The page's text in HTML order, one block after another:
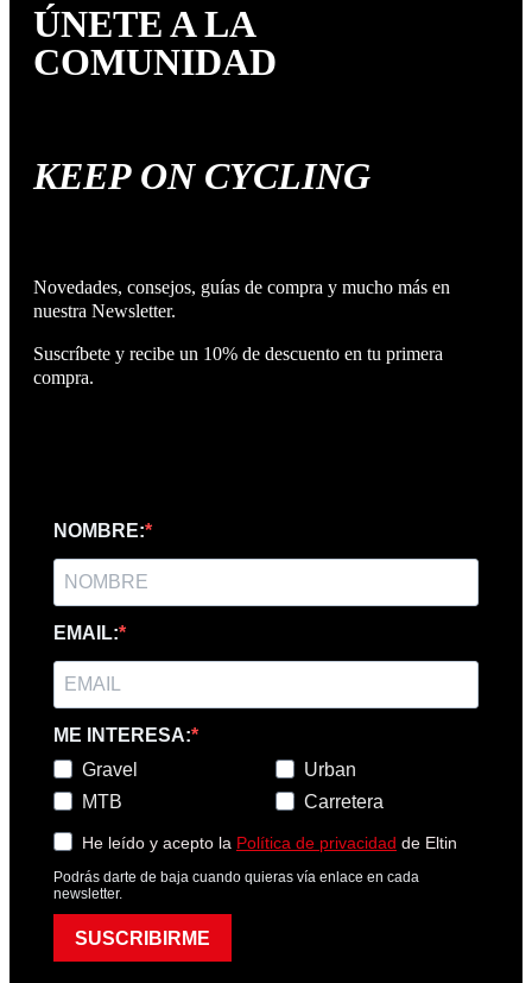
ÚNETE A LA
COMUNIDAD
KEEP ON CYCLING
Novedades, consejos, guías de compra y mucho más en
nuestra Newsletter.
Suscríbete y recibe un 10% de descuento en tu primera
compra.
NOMBRE:
EMAIL:
ME INTERESA:
Gravel
MTB
Urban
Carretera
He leído y acepto la Política de privacidad de Eltin
Podrás darte de baja cuando quieras vía enlace en cada
newsletter.
SUSCRIBIRME